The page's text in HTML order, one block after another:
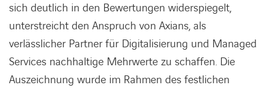
sich deutlich in den Bewertungen widerspiegelt,
unterstreicht den Anspruch von Axians, als
verlässlicher Partner für Digitalisierung und Managed
Services nachhaltige Mehrwerte zu schaffen. Die
Auszeichnung wurde im Rahmen des festlichen